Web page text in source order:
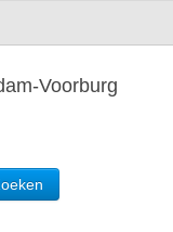
Voorburg